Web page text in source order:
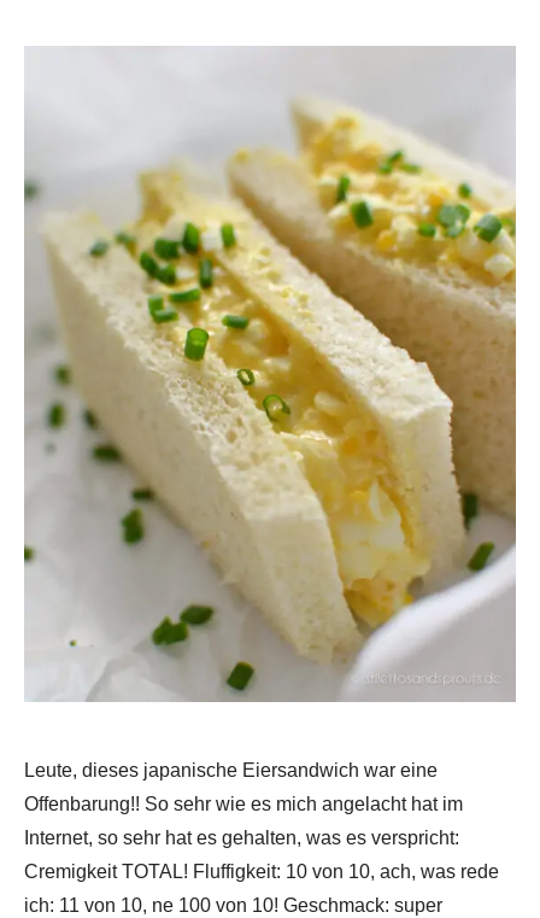
Leute, dieses japanische Eiersandwich war eine
Offenbarung!! So sehr wie es mich angelacht hat im
Internet, so sehr hat es gehalten, was es verspricht:
Cremigkeit TOTAL! Fluffigkeit: 10 von 10, ach, was rede
ich: 11 von 10, ne 100 von 10! Geschmack: super